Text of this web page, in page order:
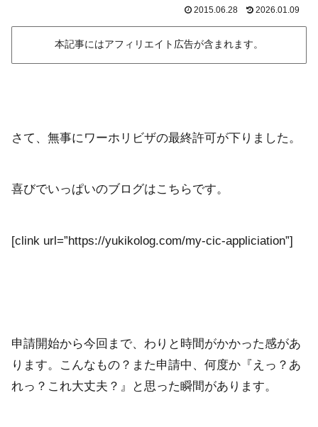
2015.06.28 2026.01.09
本記事にはアフィリエイト広告が含まれます。
さて、無事にワーホリビザの最終許可が下りました。
喜びでいっぱいのブログはこちらです。
[clink url=”https://yukikolog.com/my-cic-appliciation”]
申請開始から今回まで、わりと時間がかかった感があ
ります。こんなもの？また申請中、何度か『えっ？あ
れっ？これ大丈夫？』と思った瞬間があります。